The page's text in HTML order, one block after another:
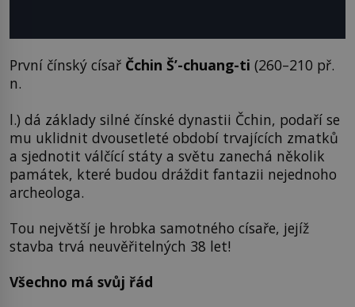
První čínský císař Čchin Š’-chuang-ti (260–210 př.
n.
l.) dá základy silné čínské dynastii Čchin, podaří se
mu uklidnit dvousetleté období trvajících zmatků
a sjednotit válčící státy a světu zanechá několik
památek, které budou dráždit fantazii nejednoho
archeologa.
Tou největší je hrobka samotného císaře, jejíž
stavba trvá neuvěřitelných 38 let!
Všechno má svůj řád